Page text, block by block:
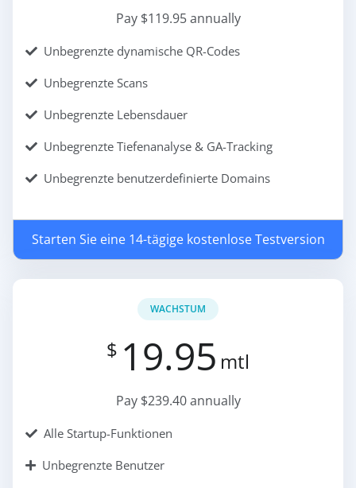
Pay $119.95 annually
Unbegrenzte dynamische QR-Codes
Unbegrenzte Scans
Unbegrenzte Lebensdauer
Unbegrenzte Tiefenanalyse & GA-Tracking
Unbegrenzte benutzerdefinierte Domains
Starten Sie eine 14-tägige kostenlose Testversion
WACHSTUM
$ 19.95 mtl
Pay $239.40 annually
Alle Startup-Funktionen
Unbegrenzte Benutzer